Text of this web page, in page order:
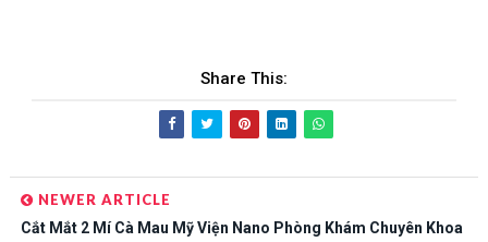
Share This:
NEWER ARTICLE
Cắt Mắt 2 Mí Cà Mau Mỹ Viện Nano Phòng Khám Chuyên Khoa